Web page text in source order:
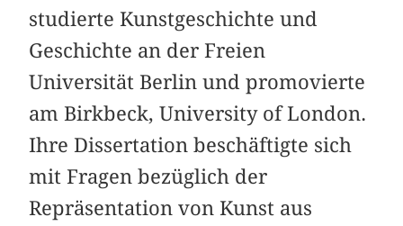
studierte Kunstgeschichte und
Geschichte an der Freien
Universität Berlin und promovierte
am Birkbeck, University of London.
Ihre Dissertation beschäftigte sich
mit Fragen bezüglich der
Repräsentation von Kunst aus